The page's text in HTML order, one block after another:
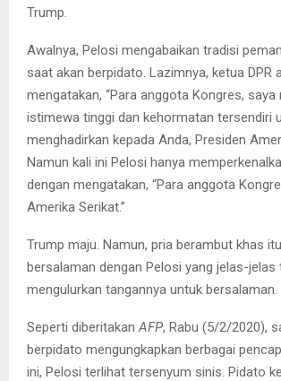
Trump.
Awalnya, Pelosi mengabaikan tradisi
saat akan berpidato. Lazimnya, ketua DPR
mengatakan, “Para anggota Kongres, saya
istimewa tinggi dan kehormatan tersendiri
menghadirkan kepada Anda, Presiden
Namun kali ini Pelosi hanya
dengan mengatakan, “Para anggota
Amerika Serikat.”
Trump maju. Namun, pria berambut khas
bersalaman dengan Pelosi yang jelas-jelas
mengulurkan tangannya untuk bersalaman.
Seperti diberitakanAFP, Rabu (5/2/2020),
berpidato mengungkapkan berbagai
ini, Pelosi terlihat tersenyum sinis. Pidato